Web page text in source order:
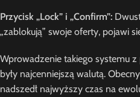
Przycisk „Lock” i „Confirm”:
„zablokują” swoje oferty, pojawi
Wprowadzenie takiego systemu
były najcenniejszą walutą.
nadszedł najwyższy czas na